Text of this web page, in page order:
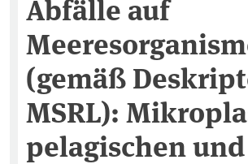
Abfälle auf
(gemäß
MSRL):
pelagischen und